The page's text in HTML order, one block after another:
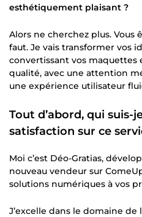
esthétiquement plaisant ?
Alors ne cherchez plus. Vous
faut. Je vais transformer vos
convertissant vos maquettes
qualité, avec une attention
une expérience utilisateur
Tout d’abord, qui suis-
satisfaction sur ce
Moi c’est Déo-Gratias,
nouveau vendeur sur
solutions numériques à vos
J’excelle dans le domaine